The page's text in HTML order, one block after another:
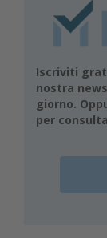
Iscriviti
nostra
giorno.
per